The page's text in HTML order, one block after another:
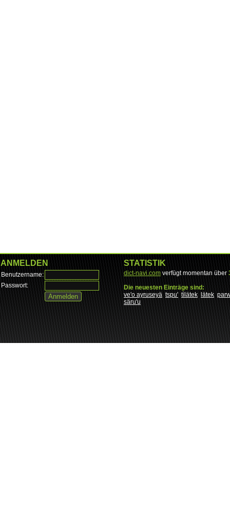
ANMELDEN
Benutzername:
Passwort:
STATISTIK
dict-navi.com verfügt momentan über
Die neuesten Einträge sind:
ve'o ayruseyä tspu' tìlätek lätek
säru'u